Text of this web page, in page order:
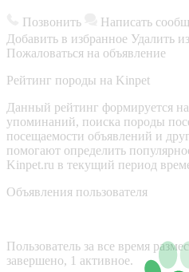
Позвонить Написать
Добавить в избранное Удалить
Пожаловаться на объявление
Рейтинг породы на Kinpet
Данный рейтинг формируется
упоминаний, поиска породы
посещаемости объявлений и
помогают определить
Kinpet.ru в текущий период
Объявления пользователя
Пользователь за все время
завершено, 1 активное.